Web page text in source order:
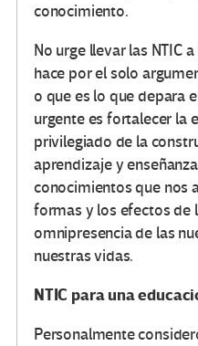
conocimiento.
No urge llevar las NTIC
hace por el solo
o que es lo que depara
urgente es fortalecer la
privilegiado de la
aprendizaje y
conocimientos que nos
formas y los efectos de
omnipresencia de las
nuestras vidas.
NTIC para una
Personalmente